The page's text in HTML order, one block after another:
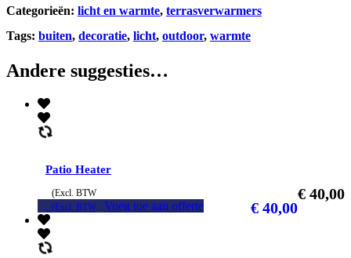
Categorieën: licht en warmte, terrasverwarmers
Tags: buiten, decoratie, licht, outdoor, warmte
Andere suggesties…
Patio Heater
€ 40,00
(Excl. BTW
€ 40,00
(Excl. BTW Voeg toe aan offerte